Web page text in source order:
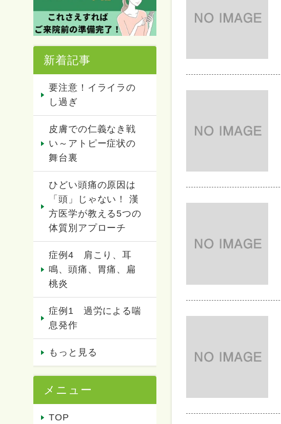
新着記事
要注意！イライラの
し過ぎ
皮膚での仁義なき戦
い～アトピー症状の
舞台裏
ひどい頭痛の原因は
「頭」じゃない！ 漢
方医学が教える5つの
体質別アプローチ
症例4 肩こり、耳
鳴、頭痛、胃痛、扁
桃炎
症例1 過労による喘
息発作
もっと見る
メニュー
TOP